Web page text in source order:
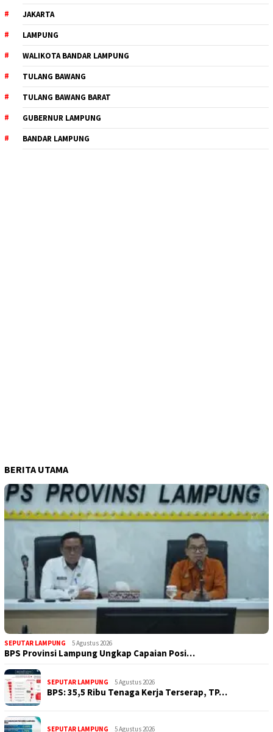
JAKARTA
LAMPUNG
WALIKOTA BANDAR LAMPUNG
TULANG BAWANG
TULANG BAWANG BARAT
GUBERNUR LAMPUNG
BANDAR LAMPUNG
BERITA UTAMA
SEPUTAR LAMPUNG 5 Agustus 2026
BPS Provinsi Lampung Ungkap Capaian Posi…
SEPUTAR LAMPUNG 5 Agustus 2026
BPS: 35,5 Ribu Tenaga Kerja Terserap, TP…
SEPUTAR LAMPUNG 5 Agustus 2026